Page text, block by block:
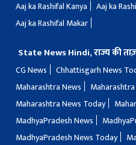
Aaj ka Rashifal Kanya
Aaj ka
Aaj ka Rashifal Makar
State News Hindi, राज्य की
CG News
Chhattisgarh News
Maharashtra News
Maharashtra News Today
MadhyaPradesh News
MadhyaPradesh News Today